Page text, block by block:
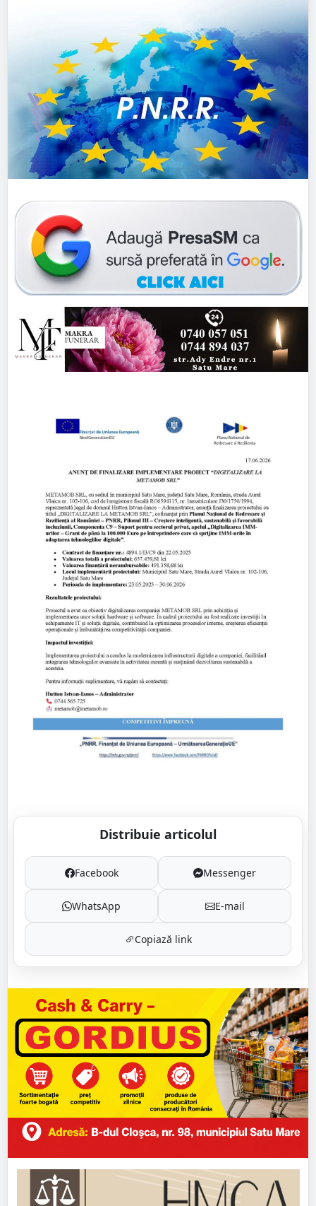
Distribuie articolul
Facebook Messenger
WhatsApp E-mail
Copiază link